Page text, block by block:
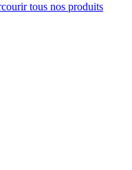
tous nos produits